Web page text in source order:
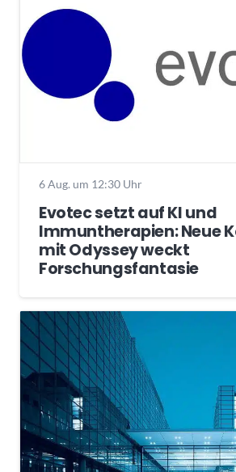
6 Aug. um 12:30 Uhr
Evotec setzt auf KI und
Immuntherapien: Neue
mit Odyssey weckt
Forschungsfantasie